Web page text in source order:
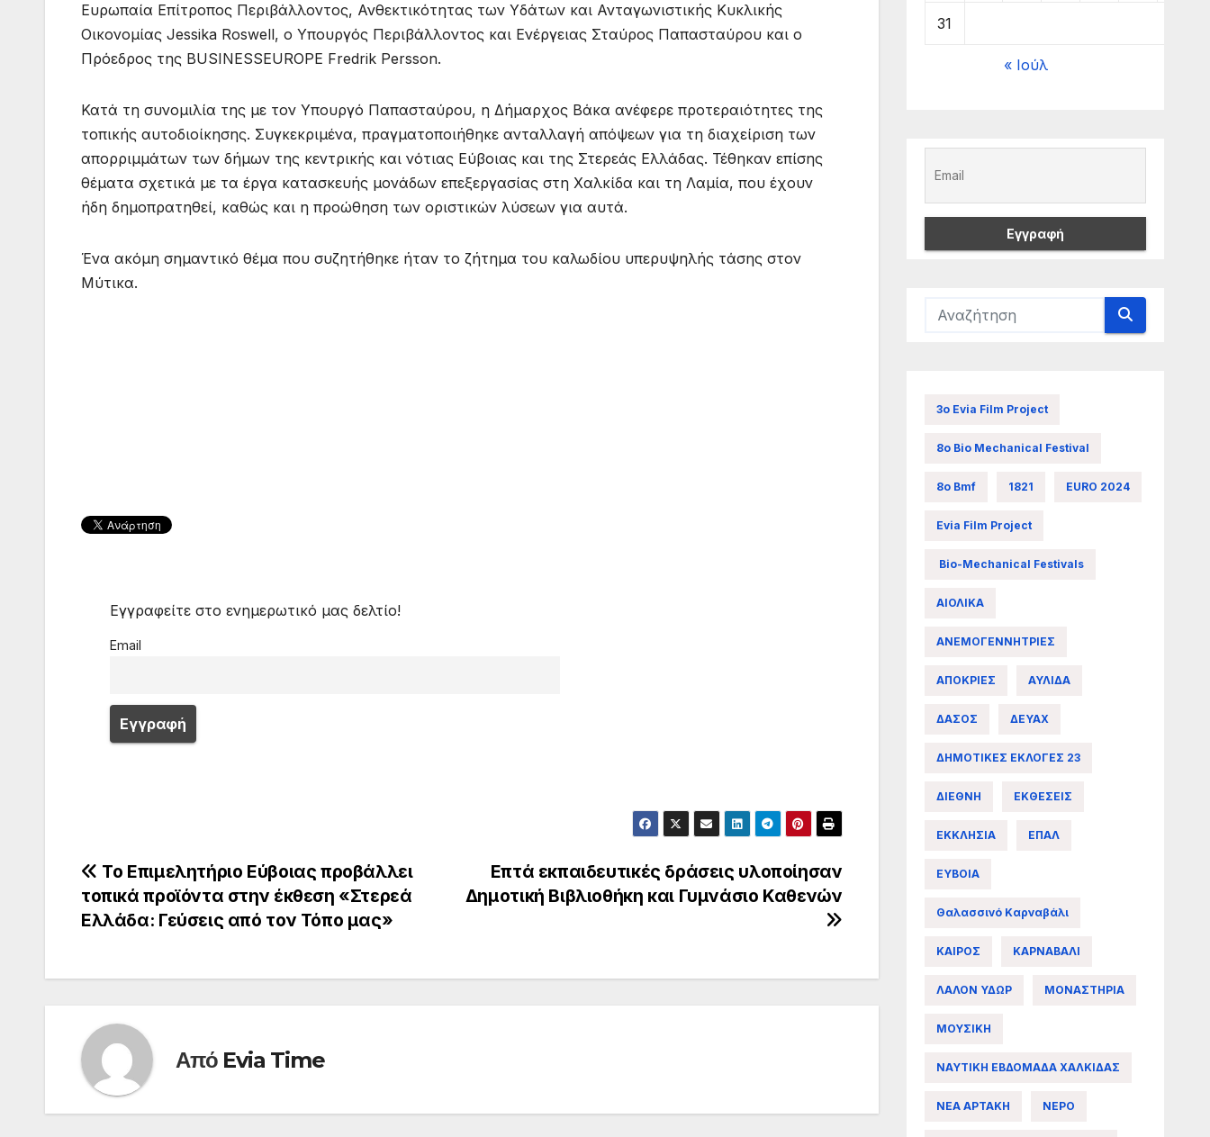
Ευρωπαία Επίτροπος Περιβάλλοντος, Ανθεκτικότητας των Υδάτων και Ανταγωνιστικής Κυκλικής
Οικονομίας Jessika Roswell, ο Υπουργός Περιβάλλοντος και Ενέργειας Σταύρος Παπασταύρου και ο
Πρόεδρος της BUSINESSEUROPE Fredrik Persson.
Κατά τη συνομιλία της με τον Υπουργό Παπασταύρου, η Δήμαρχος Βάκα ανέφερε προτεραιότητες της
τοπικής αυτοδιοίκησης. Συγκεκριμένα, πραγματοποιήθηκε ανταλλαγή απόψεων για τη διαχείριση των
απορριμμάτων των δήμων της κεντρικής και νότιας Εύβοιας και της Στερεάς Ελλάδας. Τέθηκαν επίσης
θέματα σχετικά με τα έργα κατασκευής μονάδων επεξεργασίας στη Χαλκίδα και τη Λαμία, που έχουν
ήδη δημοπρατηθεί, καθώς και η προώθηση των οριστικών λύσεων για αυτά.
Ένα ακόμη σημαντικό θέμα που συζητήθηκε ήταν το ζήτημα του καλωδίου υπερυψηλής τάσης στον
Μύτικα.
Εγγραφείτε στο ενημερωτικό μας δελτίο!
Email
Πλοήγηση
άρθρων
Επτά εκπαιδευτικές δράσεις υλοποίησαν
Δημοτική Βιβλιοθήκη και Γυμνάσιο Καθενών
Το Επιμελητήριο Εύβοιας προβάλλει
τοπικά προϊόντα στην έκθεση «Στερεά
Ελλάδα: Γεύσεις από τον Τόπο μας»
Από Evia Time
31
« Ιούλ
3ο Evia Film Project
8ο Bio Mechanical Festival
8ο Bmf 1821 EURO 2024
Evia Film Project
Bio-Mechanical Festivals
ΑΙΟΛΙΚΑ
ΑΝΕΜΟΓΕΝΝΗΤΡΙΕΣ
ΑΠΟΚΡΙΕΣ ΑΥΛΙΔΑ
ΔΑΣΟΣ ΔΕΥΑΧ
ΔΗΜΟΤΙΚΕΣ ΕΚΛΟΓΕΣ 23
ΔΙΕΘΝΗ ΕΚΘΕΣΕΙΣ
ΕΚΚΛΗΣΙΑ ΕΠΑΛ
ΕΥΒΟΙΑ
Θαλασσινό Καρναβάλι
ΚΑΙΡΟΣ ΚΑΡΝΑΒΑΛΙ
ΛΑΛΟΝ ΥΔΩΡ ΜΟΝΑΣΤΗΡΙΑ
ΜΟΥΣΙΚΗ
ΝΑΥΤΙΚΗ ΕΒΔΟΜΑΔΑ ΧΑΛΚΙΔΑΣ
ΝΕΑ ΑΡΤΑΚΗ ΝΕΡΟ